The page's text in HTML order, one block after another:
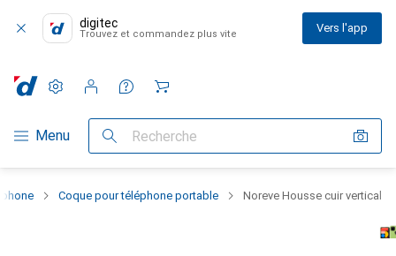
digitec
Trouvez et commandez plus vite Vers l'app
Navigation par catégorie
Menu Recherche
Paramètres
Compte client
Listes de comparaison
Listes d'envies
Panier
Coque pour téléphone portable Noreve Housse cuir vertical